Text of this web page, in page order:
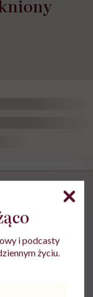
„znak
w
i podcasty
życiu.